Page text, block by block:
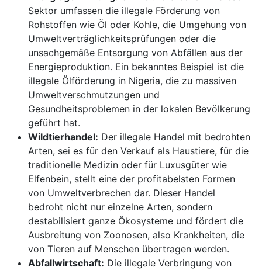
Sektor umfassen die illegale Förderung von
Rohstoffen wie Öl oder Kohle, die Umgehung von
Umweltverträglichkeitsprüfungen oder die
unsachgemäße Entsorgung von Abfällen aus der
Energieproduktion. Ein bekanntes Beispiel ist die
illegale Ölförderung in Nigeria, die zu massiven
Umweltverschmutzungen und
Gesundheitsproblemen in der lokalen Bevölkerung
geführt hat.
Wildtierhandel: Der illegale Handel mit bedrohten
Arten, sei es für den Verkauf als Haustiere, für die
traditionelle Medizin oder für Luxusgüter wie
Elfenbein, stellt eine der profitabelsten Formen
von Umweltverbrechen dar. Dieser Handel
bedroht nicht nur einzelne Arten, sondern
destabilisiert ganze Ökosysteme und fördert die
Ausbreitung von Zoonosen, also Krankheiten, die
von Tieren auf Menschen übertragen werden.
Abfallwirtschaft: Die illegale Verbringung von